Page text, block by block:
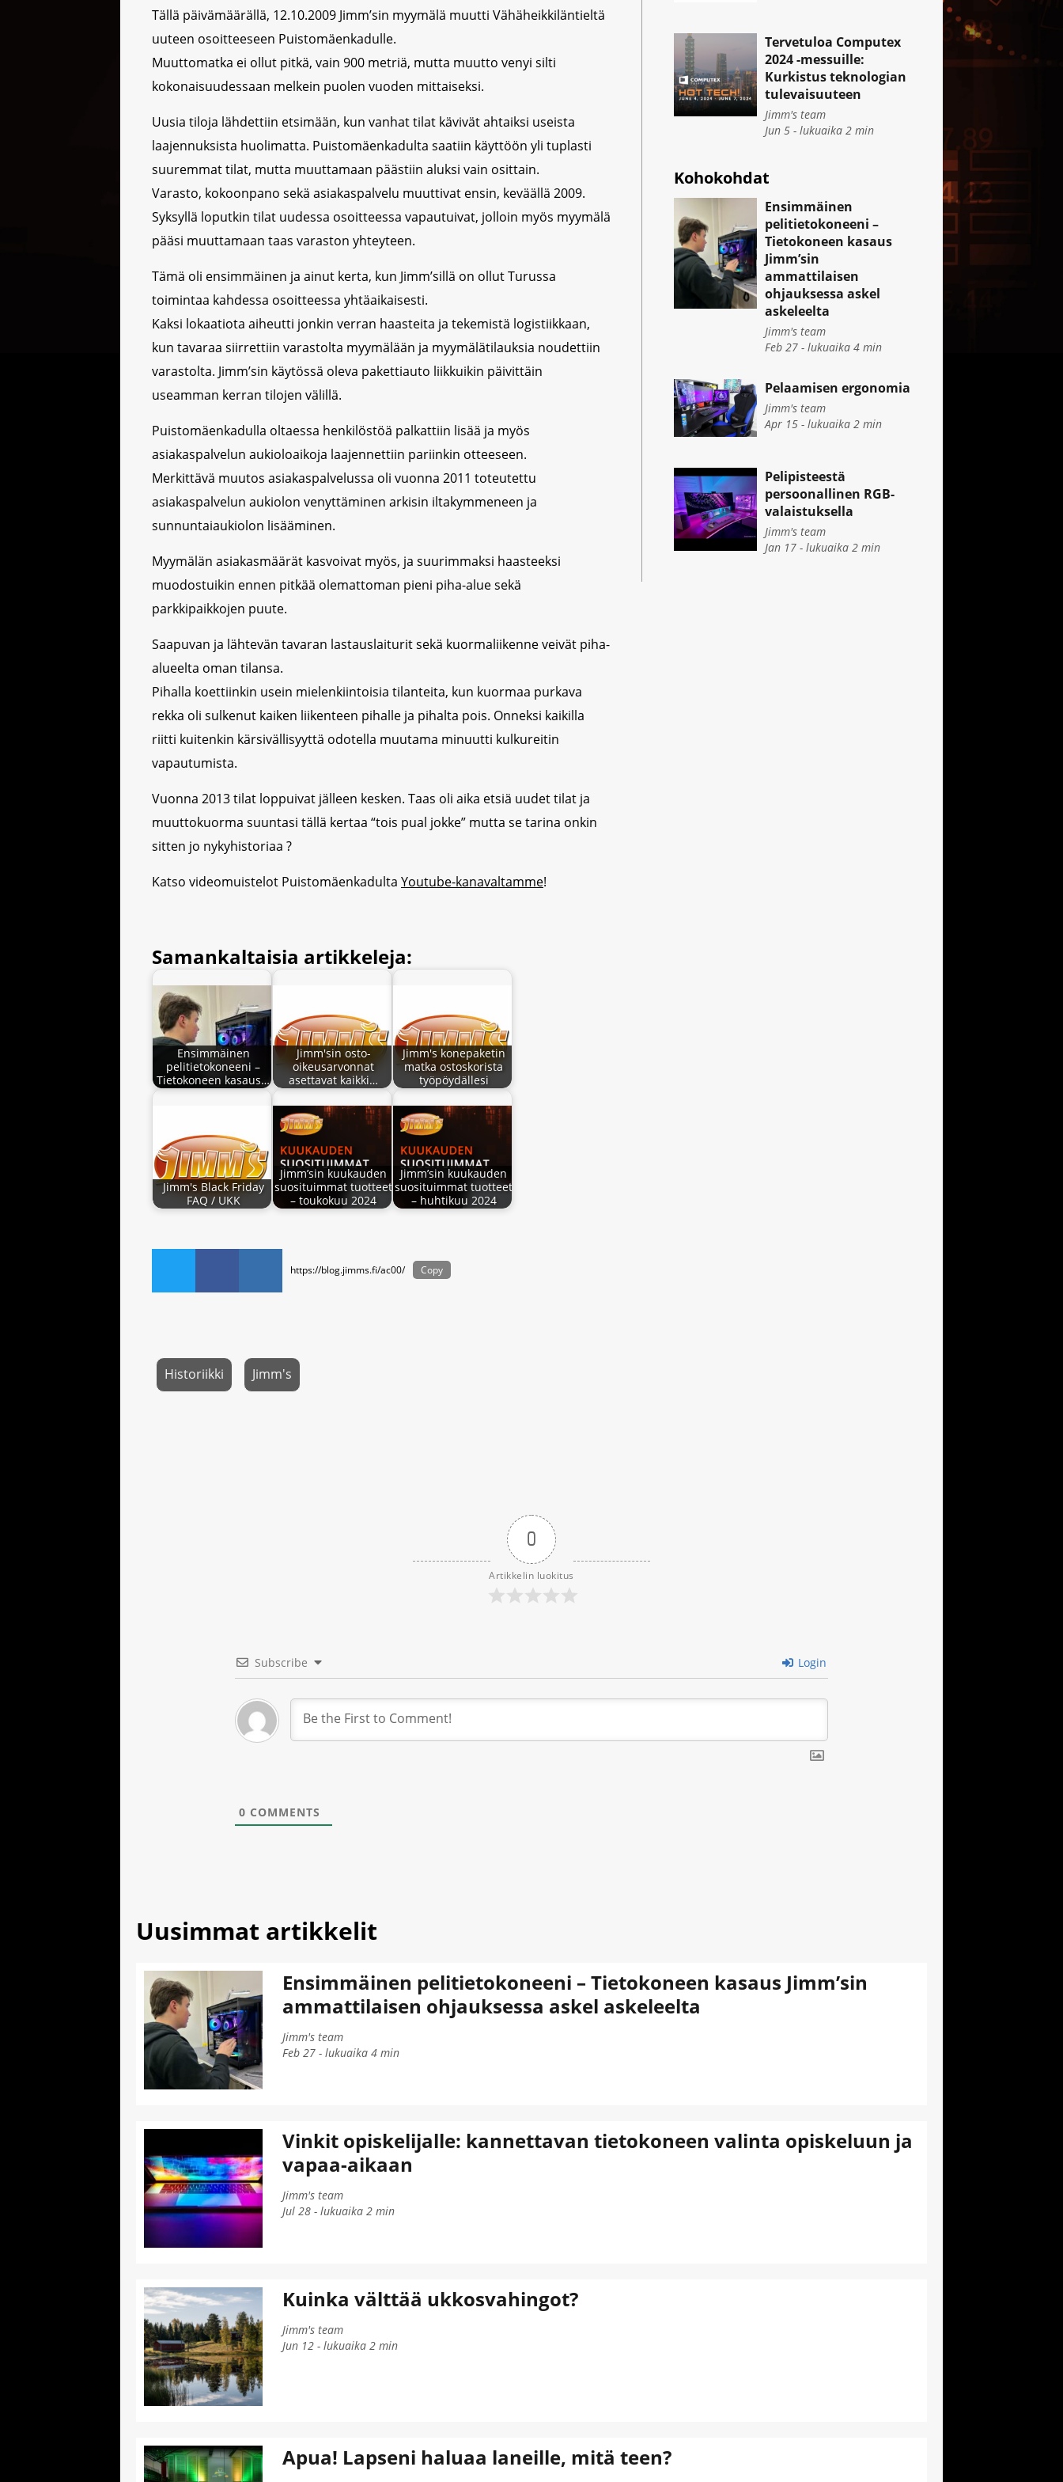
Tällä päivämäärällä, 12.10.2009 Jimm’sin myymälä muutti Vähäheikkiläntieltä
uuteen osoitteeseen Puistomäenkadulle.
Muuttomatka ei ollut pitkä, vain 900 metriä, mutta muutto venyi silti
kokonaisuudessaan melkein puolen vuoden mittaiseksi.
Uusia tiloja lähdettiin etsimään, kun vanhat tilat kävivät ahtaiksi useista
laajennuksista huolimatta. Puistomäenkadulta saatiin käyttöön yli tuplasti
suuremmat tilat, mutta muuttamaan päästiin aluksi vain osittain.
Varasto, kokoonpano sekä asiakaspalvelu muuttivat ensin, keväällä 2009.
Syksyllä loputkin tilat uudessa osoitteessa vapautuivat, jolloin myös myymälä
pääsi muuttamaan taas varaston yhteyteen.
Tämä oli ensimmäinen ja ainut kerta, kun Jimm’sillä on ollut Turussa
toimintaa kahdessa osoitteessa yhtäaikaisesti.
Kaksi lokaatiota aiheutti jonkin verran haasteita ja tekemistä logistiikkaan,
kun tavaraa siirrettiin varastolta myymälään ja myymälätilauksia noudettiin
varastolta. Jimm’sin käytössä oleva pakettiauto liikkuikin päivittäin
useamman kerran tilojen välillä.
Puistomäenkadulla oltaessa henkilöstöä palkattiin lisää ja myös
asiakaspalvelun aukioloaikoja laajennettiin pariinkin otteeseen.
Merkittävä muutos asiakaspalvelussa oli vuonna 2011 toteutettu
asiakaspalvelun aukiolon venyttäminen arkisin iltakymmeneen ja
sunnuntaiaukiolon lisääminen.
Myymälän asiakasmäärät kasvoivat myös, ja suurimmaksi haasteeksi
muodostuikin ennen pitkää olemattoman pieni piha-alue sekä
parkkipaikkojen puute.
Saapuvan ja lähtevän tavaran lastauslaiturit sekä kuormaliikenne veivät piha-
alueelta oman tilansa.
Pihalla koettiinkin usein mielenkiintoisia tilanteita, kun kuormaa purkava
rekka oli sulkenut kaiken liikenteen pihalle ja pihalta pois. Onneksi kaikilla
riitti kuitenkin kärsivällisyyttä odotella muutama minuutti kulkureitin
vapautumista.
Vuonna 2013 tilat loppuivat jälleen kesken. Taas oli aika etsiä uudet tilat ja
muuttokuorma suuntasi tällä kertaa “tois pual jokke” mutta se tarina onkin
sitten jo nykyhistoriaa ?
Katso videomuistelot Puistomäenkadulta Youtube-kanavaltamme!
Samankaltaisia artikkeleja:
Ensimmäinen
pelitietokoneeni –
Tietokoneen kasaus…
Jimm'sin osto-
oikeusarvonnat
asettavat kaikki…
Jimm's konepaketin
matka ostoskorista
työpöydällesi
Jimm's Black Friday
FAQ / UKK
Jimm’sin kuukauden
suosituimmat tuotteet
– toukokuu 2024
Jimm’sin kuukauden
suosituimmat tuotteet
– huhtikuu 2024
https://blog.jimms.fi/ac00/
Historiikki Jimm's
Tervetuloa Computex
2024 -messuille:
Kurkistus teknologian
tulevaisuuteen
Jimm's team
Jun 5 - lukuaika 2 min
Kohokohdat
Ensimmäinen
pelitietokoneeni –
Tietokoneen kasaus
Jimm’sin
ammattilaisen
ohjauksessa askel
askeleelta
Jimm's team
Feb 27 - lukuaika 4 min
Pelaamisen ergonomia
Jimm's team
Apr 15 - lukuaika 2 min
Pelipisteestä
persoonallinen RGB-
valaistuksella
Jimm's team
Jan 17 - lukuaika 2 min
0
Artikkelin luokitus
Subscribe Login
0 COMMENTS
Uusimmat artikkelit
Ensimmäinen pelitietokoneeni – Tietokoneen kasaus Jimm’sin
ammattilaisen ohjauksessa askel askeleelta
Jimm's team
Feb 27 - lukuaika 4 min
Vinkit opiskelijalle: kannettavan tietokoneen valinta opiskeluun ja
vapaa-aikaan
Jimm's team
Jul 28 - lukuaika 2 min
Kuinka välttää ukkosvahingot?
Jimm's team
Jun 12 - lukuaika 2 min
Apua! Lapseni haluaa laneille, mitä teen?